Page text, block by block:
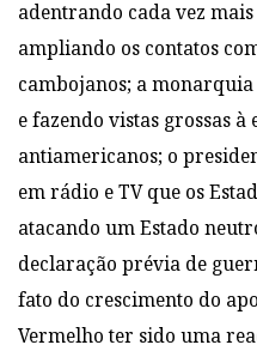
adentrando cada vez
ampliando os contatos
cambojanos; a
e fazendo vistas grossas
antiamericanos; o
em rádio e TV que os
atacando um Estado
declaração prévia de
fato do crescimento do
Vermelho ter sido uma